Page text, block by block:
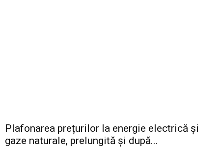
Plafonarea prețurilor la energie electrică și
gaze naturale, prelungită și după...